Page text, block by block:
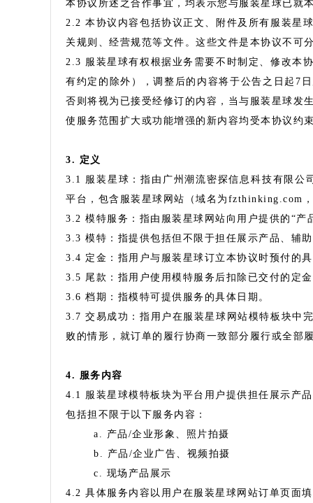
本协议所述之合作事宜，均表示您与服装星球已就
2.2 本协议内容包括协议正文、附件及所有服装星
关规则、经营规范等文件。这些文件是本协议不可
2.3 服装星球有权根据业务需要不时制定、修改本
有约定的除外），调整后的内容将于公告之日起7
否则将视为已接受经修订的内容，当与服装星球发
使服务范围扩大或功能增强的新内容均受本协议约
3. 定义
3.1 服装星球：指由广州潮流密探信息科技有限
平台，包含服装星球网站（域名为fzthinking.com
3.2 模特服务：指由服装星球网站向用户提供的“产
3.3 模特：指提供包括但不限于担任展示产品、辅
3.4 定金：指用户与服装星球订立本协议时预付的
3.5 尾款：指用户使用模特服务后扣除已交付的定
3.6 档期：指模特可提供服务的具体日期。
3.7 交易成功：指用户在服装星球网站模特板块中
败的情形，就订单的履行协商一致部分履行或全部
4. 服务内容
4.1 服装星球模特板块为平台用户提供担任展示产
包括担不限于以下服务内容：
a. 产品/企业形象、照片拍摄
b. 产品/企业广告、视频拍摄
c. 现场产品展示
4.2 具体服务内容以用户在服装星球网站订单页面